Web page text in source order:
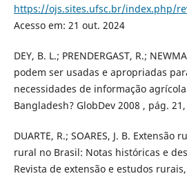
https://ojs.sites.ufsc.br/index.php/
Acesso em: 21 out. 2024
DEY, B. L.; PRENDERGAST, R.;
podem ser usadas e apropriadas
necessidades de informação
Bangladesh? GlobDev 2008 , pág.
DUARTE, R.; SOARES, J. B. Extensão
rural no Brasil: Notas históricas e
Revista de extensão e estudos